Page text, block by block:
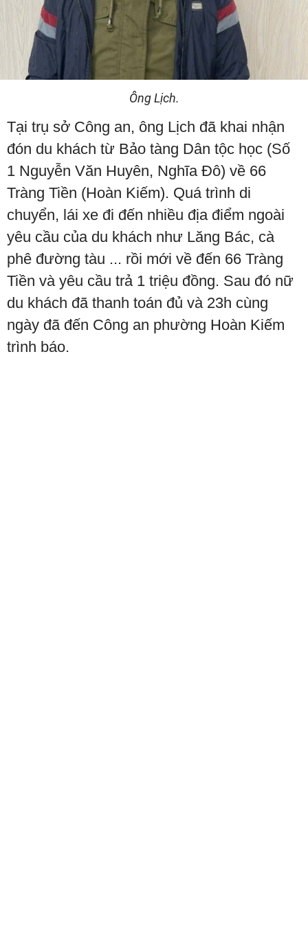
Ông Lịch.
Tại trụ sở Công an, ông Lịch đã khai nhận
đón du khách từ Bảo tàng Dân tộc học (Số
1 Nguyễn Văn Huyên, Nghĩa Đô) về 66
Tràng Tiền (Hoàn Kiếm). Quá trình di
chuyển, lái xe đi đến nhiều địa điểm ngoài
yêu cầu của du khách như Lăng Bác, cà
phê đường tàu ... rồi mới về đến 66 Tràng
Tiền và yêu cầu trả 1 triệu đồng. Sau đó nữ
du khách đã thanh toán đủ và 23h cùng
ngày đã đến Công an phường Hoàn Kiếm
trình báo.